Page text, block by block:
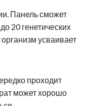
Панель сможет
20 генетических
усваивает
проходит
может хорошо